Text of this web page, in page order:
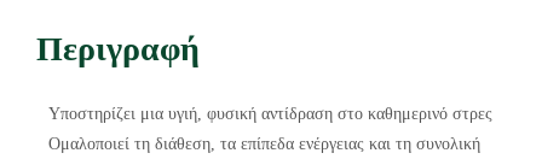
Περιγραφή
Υποστηρίζει μια υγιή, φυσική αντίδραση στο καθημερινό στρες
Ομαλοποιεί τη διάθεση, τα επίπεδα ενέργειας και τη συνολική